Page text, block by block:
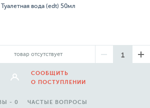
Туалетная вода (edt) 50мл
товар отсутствует
СООБЩИТЬ
О ПОСТУПЛЕНИИ
- 0 ЧАСТЫЕ ВОПРОСЫ